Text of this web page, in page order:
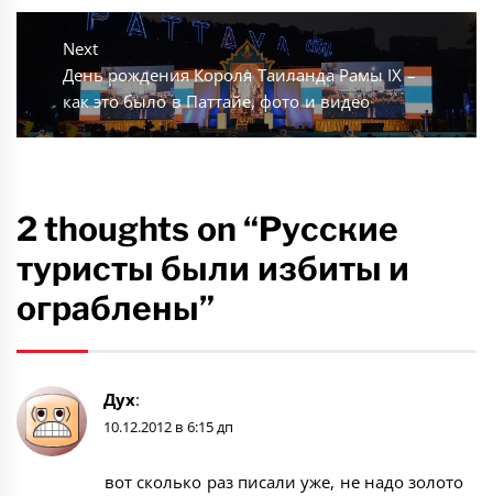
Next
Next
post:
День рождения Короля Таиланда Рамы IX –
как это было в Паттайе, фото и видео
2 thoughts on “Русские
туристы были избиты и
ограблены”
Дух:
10.12.2012 в 6:15 дп
вот сколько раз писали уже, не надо золото